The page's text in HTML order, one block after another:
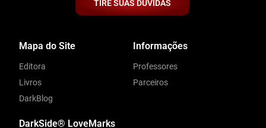
TIRE SUAS DÚVIDAS
Mapa do Site
Editora
Livros
DarkBlog
Informações
Professores
Parceiros
DarkSide® LoveMarks